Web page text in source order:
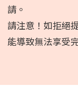
請。
請注意！如拒絕
能導致無法享受